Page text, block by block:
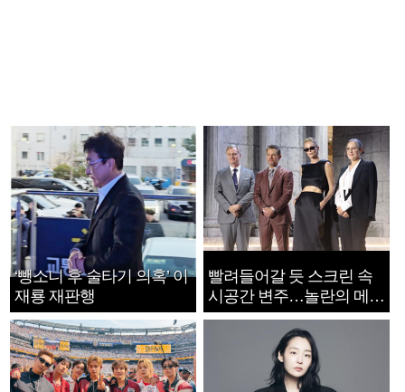
‘뺑소니 후 술타기 의혹’ 이
재룡 재판행
빨려들어갈 듯 스크린 속
시공간 변주…놀란의 메시
지는 ‘전쟁 속죄’